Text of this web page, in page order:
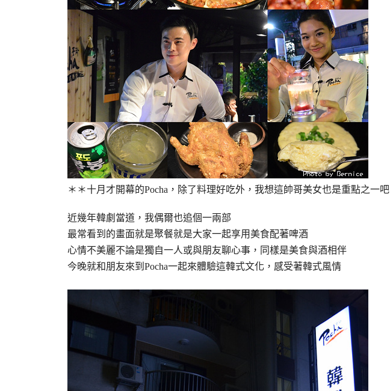
＊＊十月才開幕的Pocha，除了料理好吃外，我想這帥哥美女也是重點之一吧
近幾年韓劇當道，我偶爾也追個一兩部
最常看到的畫面就是聚餐就是大家一起享用美食配著啤酒
心情不美麗不論是獨自一人或與朋友聊心事，同樣是美食與酒相伴
今晚就和朋友來到Pocha一起來體驗這韓式文化，感受著韓式風情